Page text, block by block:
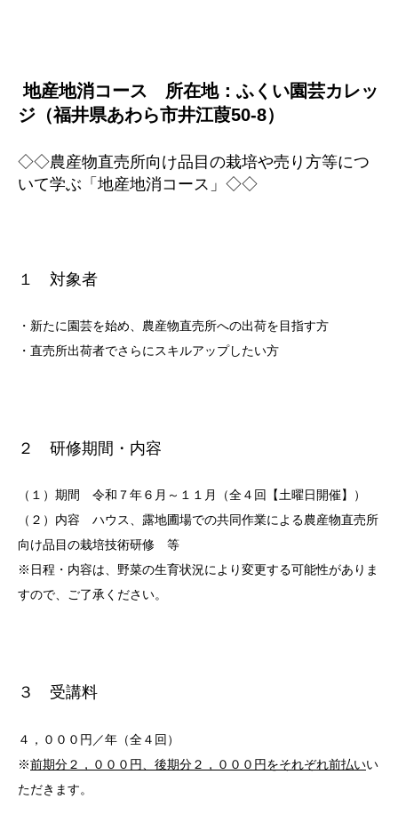
地産地消コース 所在地：ふくい園芸カレッ
ジ（福井県あわら市井江葭50-8）
◇◇農産物直売所向け品目の栽培や売り方等につ
いて学ぶ「地産地消コース」◇◇
１ 対象者
・新たに園芸を始め、農産物直売所への出荷を目指す方
・直売所出荷者でさらにスキルアップしたい方
２ 研修期間・内容
（１）期間 令和７年６月～１１月（全４回【土曜日開催】）
（２）内容 ハウス、露地圃場での共同作業による農産物直売所
向け品目の栽培技術研修 等
※日程・内容は、野菜の生育状況により変更する可能性がありま
すので、ご了承ください。
３ 受講料
４，０００円／年（全４回）
※前期分２，０００円、後期分２，０００円をそれぞれ前払いい
ただきます。